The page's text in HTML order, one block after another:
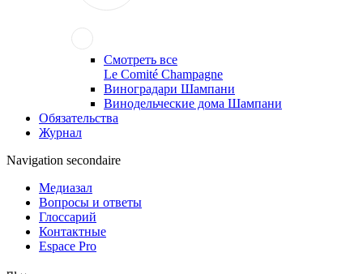
Смотреть все
Le Comité Champagne
Виноградари Шампани
Винодельческие дома Шампани
Обязательства
Журнал
Navigation secondaire
Медиазал
Вопросы и ответы
Глоссарий
Контактные
Espace Pro